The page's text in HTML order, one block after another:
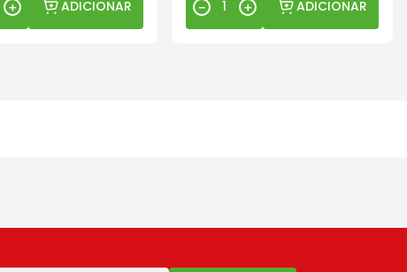
＋ ADICIONAR ＋
－ ADICIONAR